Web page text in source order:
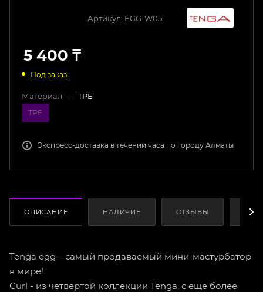
Артикул: EGG-W05
5 400 ₸
Под заказ
Материал — TPE
TPE
Экспресс-доставка в течении часа по городу Алматы
ОПИСАНИЕ НАЛИЧИЕ ОТЗЫВЫ
Tenga egg – самый продаваемый мини-мастурбатор
в мире!
Curl - из четвертой коллекции Tenga, с еще более